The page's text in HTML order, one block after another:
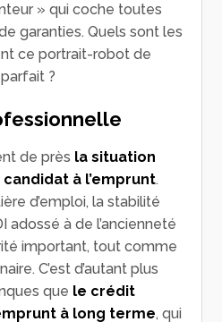
» qui coche toutes
garanties. Quels sont les
ce portrait-robot de
?
de près la situation
à l’emprunt.
d’emploi, la stabilité
adossé à de l’ancienneté
important, tout comme
C’est d’autant plus
que le crédit
à long terme, qui